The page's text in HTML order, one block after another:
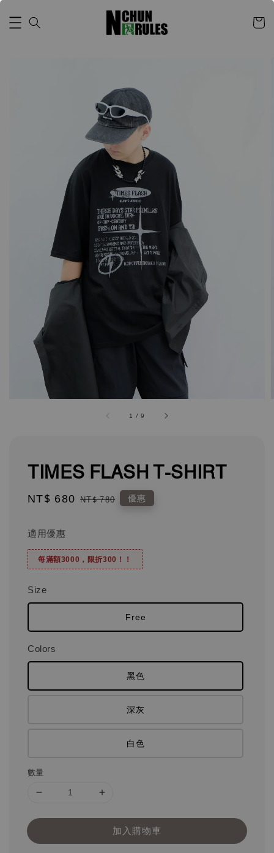
1 /9
TIMES FLASH T-SHIRT
Sale
NT$ 680 Regular
NT$ 780 優惠
適用優惠
每滿額3000，限折300！！
Size
Free
Colors
黑色
深灰
白色
數量
加入購物車